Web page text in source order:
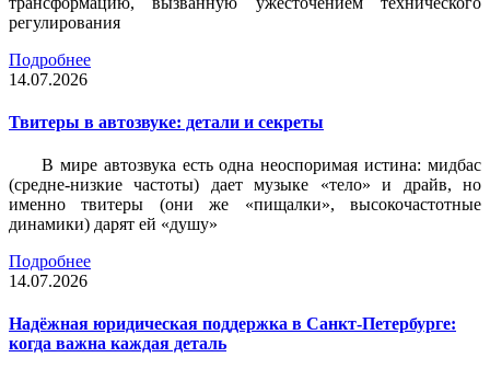
регулирования
Подробнее
14.07.2026
Твитеры в автозвуке: детали и секреты
В мире автозвука есть одна неоспоримая истина: мидбас
(средне-низкие частоты) дает музыке «тело» и драйв, но
именно твитеры (они же «пищалки», высокочастотные
динамики) дарят ей «душу»
Подробнее
14.07.2026
Надёжная юридическая поддержка в Санкт-Петербурге:
когда важна каждая деталь